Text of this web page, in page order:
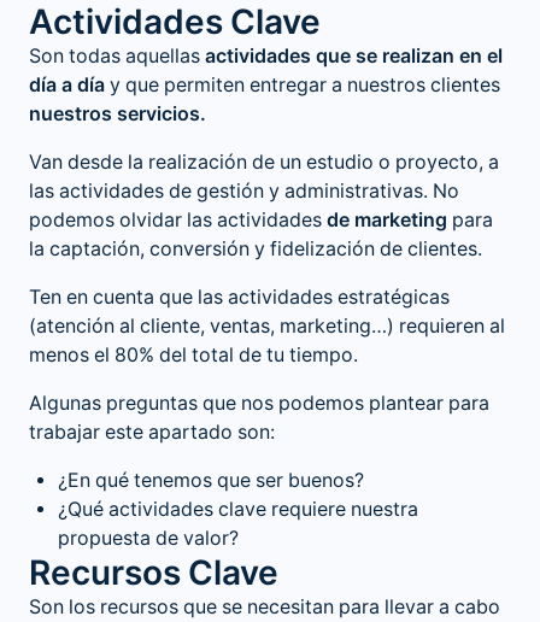
Actividades Clave
Son todas aquellas actividades que se realizan en el
día a día y que permiten entregar a nuestros clientes
nuestros servicios.
Van desde la realización de un estudio o proyecto, a
las actividades de gestión y administrativas. No
podemos olvidar las actividades de marketing para
la captación, conversión y fidelización de clientes.
Ten en cuenta que las actividades estratégicas
(atención al cliente, ventas, marketing…) requieren al
menos el 80% del total de tu tiempo.
Algunas preguntas que nos podemos plantear para
trabajar este apartado son:
¿En qué tenemos que ser buenos?
¿Qué actividades clave requiere nuestra
propuesta de valor?
Recursos Clave
Son los recursos que se necesitan para llevar a cabo